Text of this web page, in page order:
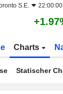
S.E.
Charts
Statischer